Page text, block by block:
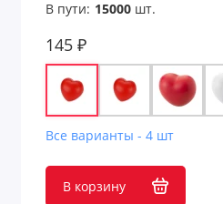
В пути: 15000шт.
145 ₽
Все варианты - 4 шт
В корзину